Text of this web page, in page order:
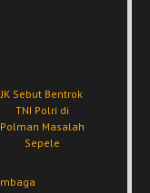
JK Sebut Bentrok
TNI Polri di
Polman Masalah
Sepele